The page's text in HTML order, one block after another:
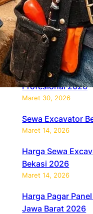
Recent Posts
Jasa Tukang
Profesional 2026
Maret 30, 2026
Sewa Excavator
Maret 14, 2026
Harga Sewa
Bekasi 2026
Maret 14, 2026
Harga Pagar
Jawa Barat 2026